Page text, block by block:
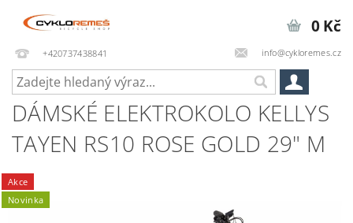
+420737438841 info@cykloremes.cz
0 Kč
DÁMSKÉ ELEKTROKOLO KELLYS
TAYEN RS10 ROSE GOLD 29" M
Akce
Novinka